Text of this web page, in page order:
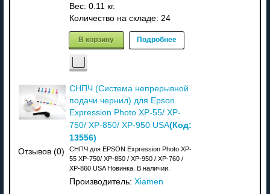
Вес: 0.11 кг.
Количество на складе: 24
В корзину Подробнее
Отзывов (0)
СНПЧ (Система непрерывной
подачи чернил) для Epson
Expression Photo XP-55/ XP-
750/ XP-850/ XP-950 USA(Код:
13556)
СНПЧ для EPSON Expression Photo XP-
55 XP-750/ XP-850 / XP-950 / XP-760 /
XP-860 USA Новинка. В наличии.
Производитель: Xiamen